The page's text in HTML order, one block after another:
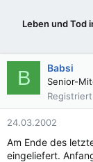
l
e
r
t
l
l
t
a
Leben und Tod
B Babsi
Senior-
Registriert
24.03.2002
Am Ende des
eingeliefert.